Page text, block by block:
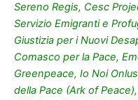
Sereno Regis, Cesc
Servizio Emigranti e
Giustizia per i Nuovi
Comasco per la Pace,
Greenpeace, Io Noi
della Pace (Ark of